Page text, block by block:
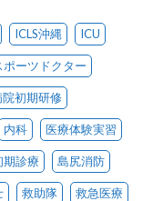
ICLS沖縄 ICU
ポーツドクター
初期研修
内科 医療体験実習
期診療 島尻消防
救助隊 救急医療